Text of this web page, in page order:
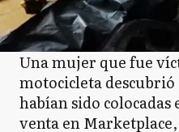
Una mujer que fue
motocicleta
habían sido colocadas
venta en